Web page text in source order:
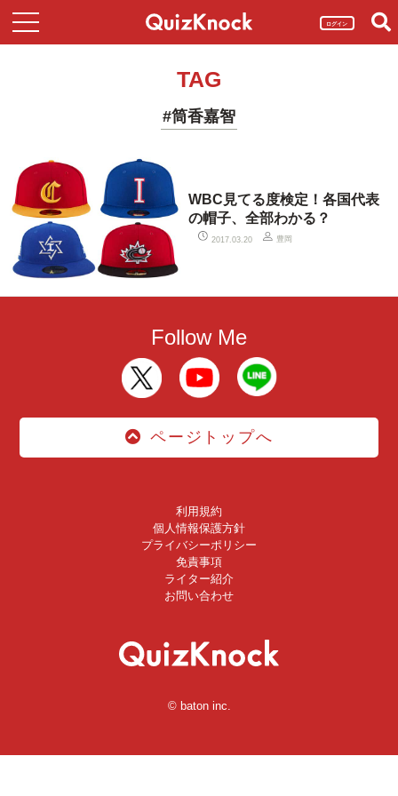
ログイン
TAG
#筒香嘉智
WBC見てる度検定！各国代表
の帽子、全部わかる？
2017.03.20 豊岡
Follow Me
ページトップへ
利用規約
個人情報保護方針
プライバシーポリシー
免責事項
ライター紹介
お問い合わせ
© baton inc.